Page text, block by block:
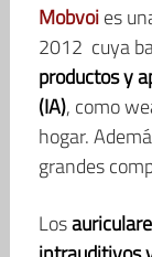
Mobvoies
2012 cuya
productos y
(IA), como
hogar.
grandes
Los